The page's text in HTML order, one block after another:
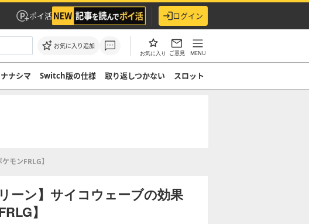
ポイ活 ログイン
お気に入り追加
お気に入り ご意見 MENU
ナナシマ Switch版の仕様 取り返しつかない スロット
モンFRLG】
ーン】サイコウェーブの効果
】